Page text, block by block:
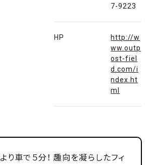
7-9223
HP
http://w
ww.outp
ost-fiel
d.com/i
ndex.ht
ml
り車で５分！ 趣向を凝らしたフィ